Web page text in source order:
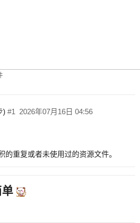
件02已上线，一键查重&
,来看看是不是你的菜
) 2026年07月16日 04:56
#1
的重复或者未使用过的资源文件。